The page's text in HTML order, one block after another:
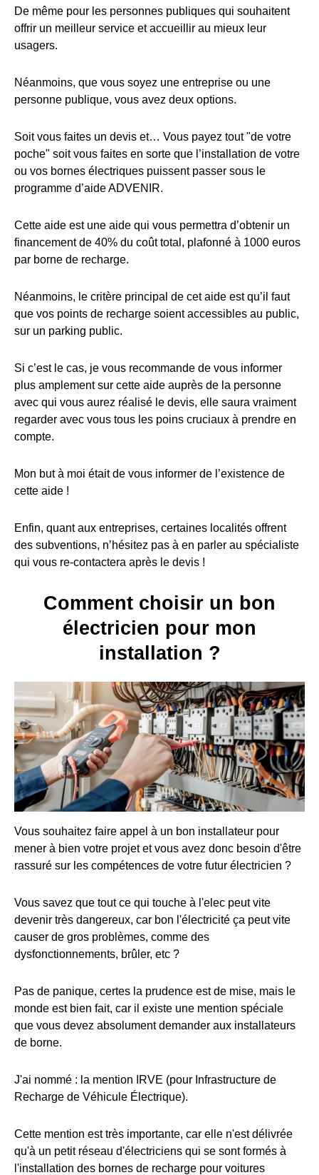
De même pour les personnes publiques qui souhaitent
offrir un meilleur service et accueillir au mieux leur
usagers.
Néanmoins, que vous soyez une entreprise ou une
personne publique, vous avez deux options.
Soit vous faites un devis et… Vous payez tout "de votre
poche" soit vous faites en sorte que l’installation de votre
ou vos bornes électriques puissent passer sous le
programme d’aide ADVENIR.
Cette aide est une aide qui vous permettra d’obtenir un
financement de 40% du coût total, plafonné à 1000 euros
par borne de recharge.
Néanmoins, le critère principal de cet aide est qu’il faut
que vos points de recharge soient accessibles au public,
sur un parking public.
Si c’est le cas, je vous recommande de vous informer
plus amplement sur cette aide auprès de la personne
avec qui vous aurez réalisé le devis, elle saura vraiment
regarder avec vous tous les poins cruciaux à prendre en
compte.
Mon but à moi était de vous informer de l’existence de
cette aide !
Enfin, quant aux entreprises, certaines localités offrent
des subventions, n’hésitez pas à en parler au spécialiste
qui vous re-contactera après le devis !
Comment choisir un bon
électricien pour mon
installation ?
Vous souhaitez faire appel à un bon installateur pour
mener à bien votre projet et vous avez donc besoin d'être
rassuré sur les compétences de votre futur électricien ?
Vous savez que tout ce qui touche à l'elec peut vite
devenir très dangereux, car bon l'électricité ça peut vite
causer de gros problèmes, comme des
dysfonctionnements, brûler, etc ?
Pas de panique, certes la prudence est de mise, mais le
monde est bien fait, car il existe une mention spéciale
que vous devez absolument demander aux installateurs
de borne.
J'ai nommé : la mention IRVE (pour Infrastructure de
Recharge de Véhicule Électrique).
Cette mention est très importante, car elle n'est délivrée
qu'à un petit réseau d'électriciens qui se sont formés à
l'installation des bornes de recharge pour voitures